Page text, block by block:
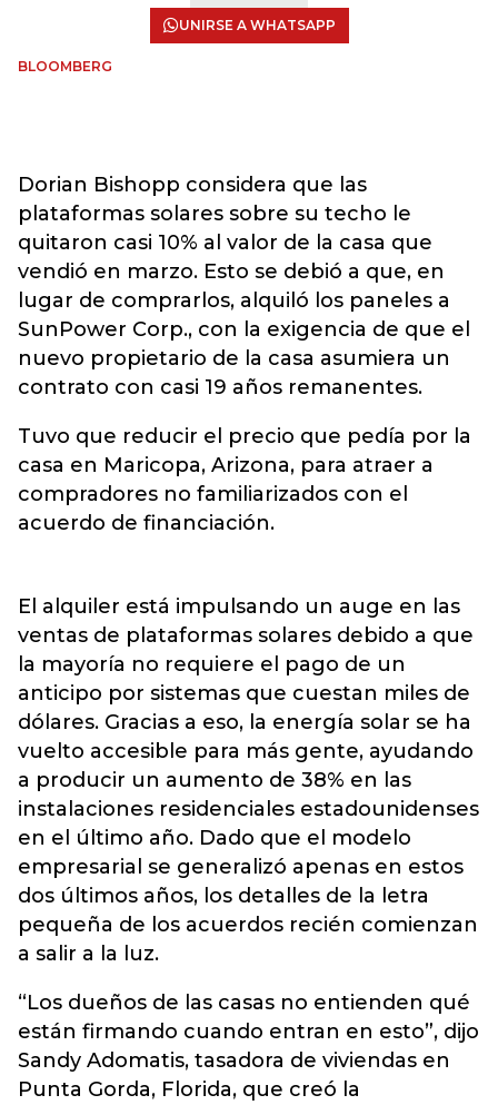
UNIRSE A WHATSAPP
BLOOMBERG
Dorian Bishopp considera que las
plataformas solares sobre su techo le
quitaron casi 10% al valor de la casa que
vendió en marzo. Esto se debió a que, en
lugar de comprarlos, alquiló los paneles a
SunPower Corp., con la exigencia de que el
nuevo propietario de la casa asumiera un
contrato con casi 19 años remanentes.
Tuvo que reducir el precio que pedía por la
casa en Maricopa, Arizona, para atraer a
compradores no familiarizados con el
acuerdo de financiación.
El alquiler está impulsando un auge en las
ventas de plataformas solares debido a que
la mayoría no requiere el pago de un
anticipo por sistemas que cuestan miles de
dólares. Gracias a eso, la energía solar se ha
vuelto accesible para más gente, ayudando
a producir un aumento de 38% en las
instalaciones residenciales estadounidenses
en el último año. Dado que el modelo
empresarial se generalizó apenas en estos
dos últimos años, los detalles de la letra
pequeña de los acuerdos recién comienzan
a salir a la luz.
“Los dueños de las casas no entienden qué
están firmando cuando entran en esto”, dijo
Sandy Adomatis, tasadora de viviendas en
Punta Gorda, Florida, que creó la